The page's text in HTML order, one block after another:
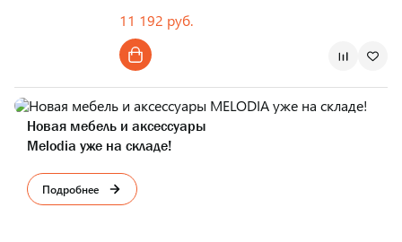
11 192 руб.
Новая мебель и аксессуары
Melodia уже на складе!
Подробнее